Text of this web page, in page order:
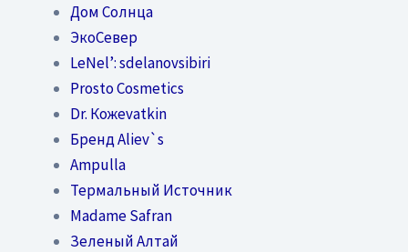
Дом Солнца
ЭкоСевер
LeNel’: sdelanovsibiri
Prosto Cosmetics
Dr. Кожеvatkin
Бренд Aliev`s
Ampulla
Термальный Источник
Madame Safran
Зеленый Алтай